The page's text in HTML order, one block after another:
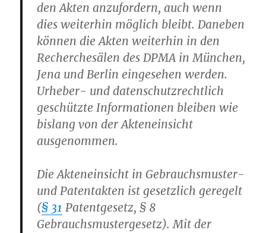
den Akten anzufordern, auch wenn
dies weiterhin möglich bleibt. Daneben
können die Akten weiterhin in den
Recherchesälen des DPMA in München,
Jena und Berlin eingesehen werden.
Urheber- und datenschutzrechtlich
geschützte Informationen bleiben wie
bislang von der Akteneinsicht
ausgenommen.
Die Akteneinsicht in Gebrauchsmuster-
und Patentakten ist gesetzlich geregelt
(§ 31 Patentgesetz, § 8
Gebrauchsmustergesetz). Mit der